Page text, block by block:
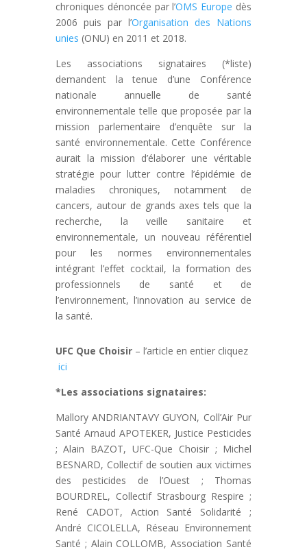
chroniques dénoncée par l’OMS Europe dès
2006 puis par l’Organisation des Nations
unies (ONU) en 2011 et 2018.
Les associations signataires (*liste)
demandent la tenue d’une Conférence
nationale annuelle de santé
environnementale telle que proposée par la
mission parlementaire d’enquête sur la
santé environnementale. Cette Conférence
aurait la mission d’élaborer une véritable
stratégie pour lutter contre l’épidémie de
maladies chroniques, notamment de
cancers, autour de grands axes tels que la
recherche, la veille sanitaire et
environnementale, un nouveau référentiel
pour les normes environnementales
intégrant l’effet cocktail, la formation des
professionnels de santé et de
l’environnement, l’innovation au service de
la santé.
UFC Que Choisir– l’article en entier cliquez
ici
*Les associations signataires:
Mallory ANDRIANTAVY GUYON, Coll’Air Pur
Santé Arnaud APOTEKER, Justice Pesticides
; Alain BAZOT, UFC-Que Choisir ; Michel
BESNARD, Collectif de soutien aux victimes
des pesticides de l’Ouest ; Thomas
BOURDREL, Collectif Strasbourg Respire ;
René CADOT, Action Santé Solidarité ;
André CICOLELLA, Réseau Environnement
Santé ; Alain COLLOMB, Association Santé